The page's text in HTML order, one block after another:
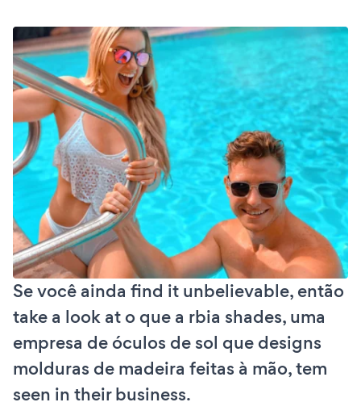
Se você ainda find it unbelievable, então
take a look at o que a rbia shades, uma
empresa de óculos de sol que designs
molduras de madeira feitas à mão, tem
seen in their business.